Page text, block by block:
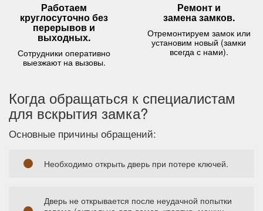
Работаем
круглосуточно без
перерывов и
выходных.
Сотрудники оперативно
выезжают на вызовы.
Ремонт и
замена замков.
Отремонтируем замок или
установим новый (замки
всегда с нами).
Когда обращаться к специалистам
для вскрытия замка?
Основные причины обращений:
Необходимо открыть дверь при потере ключей.
Дверь не открывается после неудачной попытки